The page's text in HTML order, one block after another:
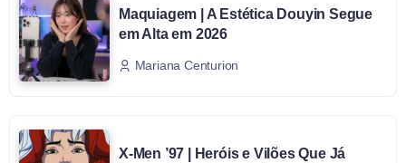
Maquiagem | A Estética Douyin Segue
em Alta em 2026
Mariana Centurion
X-Men ’97 | Heróis e Vilões Que Já